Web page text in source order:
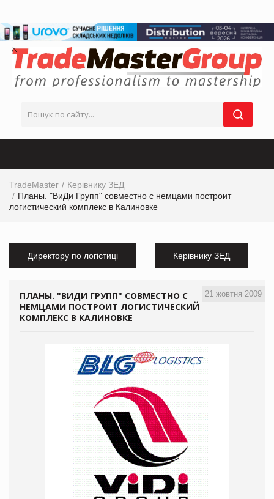
TradeMaster
Керівнику ЗЕД
Планы. "ВиДи Групп" совместно с немцами построит
логистический комплекс в Калиновке
Директору по логістиці Керівнику ЗЕД
21 жовтня 2009
ПЛАНЫ. "ВИДИ ГРУПП" СОВМЕСТНО С
НЕМЦАМИ ПОСТРОИТ ЛОГИСТИЧЕСКИЙ
КОМПЛЕКС В КАЛИНОВКЕ